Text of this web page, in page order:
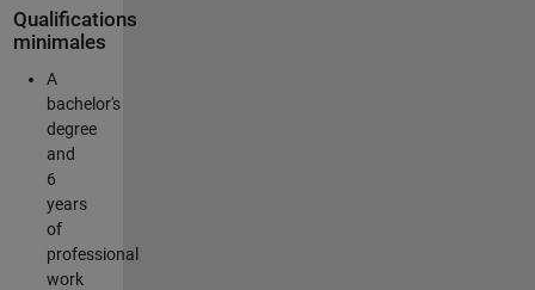
Qualifications
minimales
A
bachelor's
degree
and
6
years
of
professional
work